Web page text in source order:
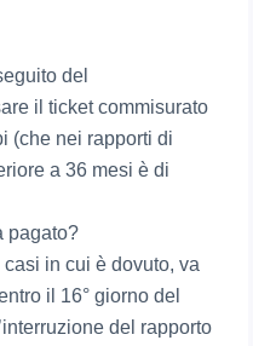
del
il ticket commisurato
(che nei rapporti di
a 36 mesi è di
pagato?
casi in cui è dovuto, va
il 16° giorno del
del rapporto